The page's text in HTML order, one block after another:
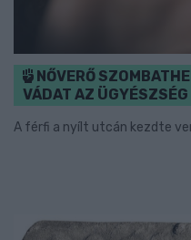
NŐVERŐ
VÁDAT AZ ÜGYÉSZSÉG
A férfi a nyílt utcán kezdte